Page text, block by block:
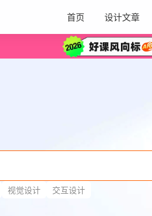
首页 设计文章
视觉设计 交互设计